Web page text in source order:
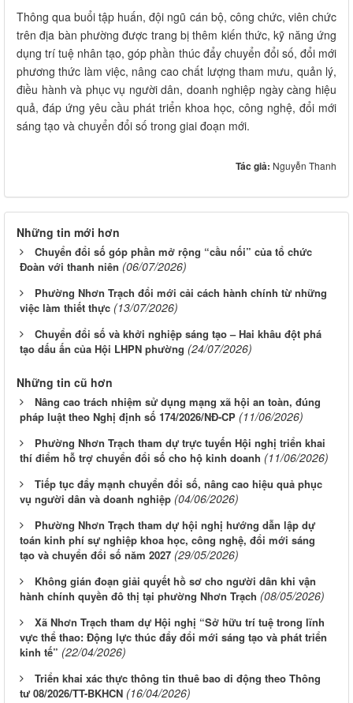
Thông qua buổi tập huấn, đội ngũ cán bộ, công chức, viên chức
trên địa bàn phường được trang bị thêm kiến thức, kỹ năng ứng
dụng trí tuệ nhân tạo, góp phần thúc đẩy chuyển đổi số, đổi mới
phương thức làm việc, nâng cao chất lượng tham mưu, quản lý,
điều hành và phục vụ người dân, doanh nghiệp ngày càng hiệu
quả, đáp ứng yêu cầu phát triển khoa học, công nghệ, đổi mới
sáng tạo và chuyển đổi số trong giai đoạn mới.
Tác giả: Nguyễn Thanh
Những tin mới hơn
Chuyển đổi số góp phần mở rộng “cầu nối” của tổ chức
Đoàn với thanh niên (06/07/2026)
Phường Nhơn Trạch đổi mới cải cách hành chính từ những
việc làm thiết thực (13/07/2026)
Chuyển đổi số và khởi nghiệp sáng tạo – Hai khâu đột phá
tạo dấu ấn của Hội LHPN phường (24/07/2026)
Những tin cũ hơn
Nâng cao trách nhiệm sử dụng mạng xã hội an toàn, đúng
pháp luật theo Nghị định số 174/2026/NĐ-CP (11/06/2026)
Phường Nhơn Trạch tham dự trực tuyến Hội nghị triển khai
thí điểm hỗ trợ chuyển đổi số cho hộ kinh doanh (11/06/2026)
Tiếp tục đẩy mạnh chuyển đổi số, nâng cao hiệu quả phục
vụ người dân và doanh nghiệp (04/06/2026)
Phường Nhơn Trạch tham dự hội nghị hướng dẫn lập dự
toán kinh phí sự nghiệp khoa học, công nghệ, đổi mới sáng
tạo và chuyển đổi số năm 2027 (29/05/2026)
Không gián đoạn giải quyết hồ sơ cho người dân khi vận
hành chính quyền đô thị tại phường Nhơn Trạch (08/05/2026)
Xã Nhơn Trạch tham dự Hội nghị “Sở hữu trí tuệ trong lĩnh
vực thể thao: Động lực thúc đẩy đổi mới sáng tạo và phát triển
kinh tế” (22/04/2026)
Triển khai xác thực thông tin thuê bao di động theo Thông
tư 08/2026/TT-BKHCN (16/04/2026)